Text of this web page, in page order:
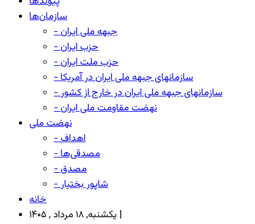
سازمان‌ها
- جبهه ملی ایران
- حزب ایران
- حزب ملت ایران
- سازمانهای جبهه ملی ایران در آمریکا
- سازمانهای جبهه ملی ایران در خارج از کشور
- نهضت مقاومت ملی ایران
نهضت ملی
- اهداف
- مصدقی‌ها
- مصدق
- شاپور بختیار
خانه
یکشنبه, ۱۸ مرداد , ۱۴۰۵ |